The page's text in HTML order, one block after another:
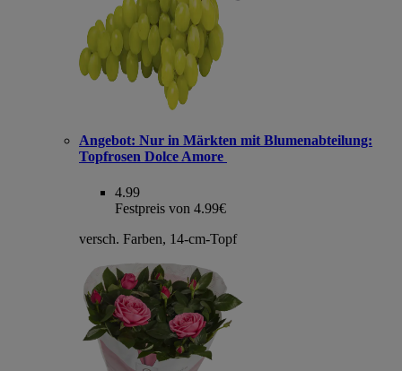
Angebot: Nur in Märkten mit Blumenabteilung:
Topfrosen Dolce Amore
4.99
Festpreis von 4.99€
versch. Farben, 14-cm-Topf